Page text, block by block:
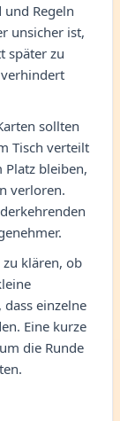
Regeln
unsicher ist,
später zu
sollten
Tisch verteilt
Platz bleiben,
verloren.
klären, ob
einzelne
Eine kurze
die Runde